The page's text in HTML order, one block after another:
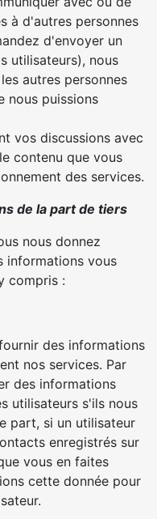
à d'autres personnes
d'envoyer un
utilisateurs), nous
autres personnes
nous puissions
vos discussions avec
contenu que vous
des services.
de la part de tiers
nous donnez
informations vous
compris :
des informations
nos services. Par
des informations
utilisateurs s'ils nous
part, si un utilisateur
enregistrés sur
vous en faites
cette donnée pour